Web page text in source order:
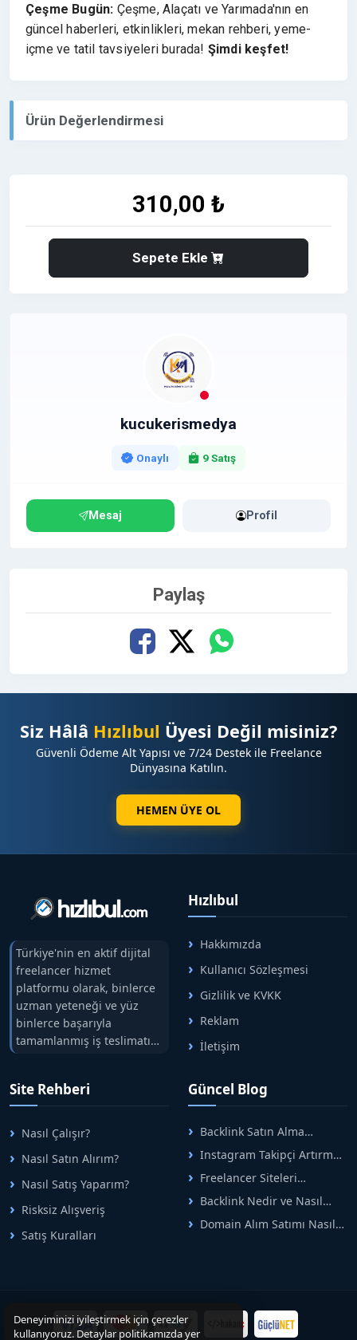
Çeşme Bugün: Çeşme, Alaçatı ve Yarımada'nın en
güncel haberleri, etkinlikleri, mekan rehberi, yeme-
içme ve tatil tavsiyeleri burada! Şimdi keşfet!
Ürün Değerlendirmesi
310,00 ₺
Sepete Ekle
kucukerismedya
Onaylı 9 Satış
Mesaj Profil
Paylaş
Siz Hâlâ Hızlıbul Üyesi Değil misiniz?
Güvenli Ödeme Alt Yapısı ve 7/24 Destek ile Freelance
Dünyasına Katılın.
HEMEN ÜYE OL
Türkiye'nin en aktif dijital
freelancer hizmet
platformu olarak, binlerce
uzman yeteneği ve yüz
binlerce başarıyla
tamamlanmış iş teslimatını
tek çatıda buluşturuyoruz.
arasındaki süreci risksiz
alışveriş sistemi ile koruyan
ticaretin güvenli
adreslerinden birisidir.
Hızlıbul
Hakkımızda
Kullanıcı Sözleşmesi
Gizlilik ve KVKK
Reklam
İletişim
Site Rehberi
Nasıl Çalışır?
Nasıl Satın Alırım?
Nasıl Satış Yaparım?
Risksiz Alışveriş
Satış Kuralları
Güncel Blog
Backlink Satın Alma
Rehberi: Güvenli SEO İçin
Doğru Adımlar
Instagram Takipçi Artırma
Yöntemleri: Organik Büyüme
Rehberi
Freelancer Siteleri
Arasında Doğru Seçim Nasıl
Yapılır
Backlink Nedir ve Nasıl
Alınır? Etkili Yöntemler
Domain Alım Satımı Nasıl
Deneyiminizi iyileştirmek için çerezler
kullanıyoruz. Detaylar politikamızda yer